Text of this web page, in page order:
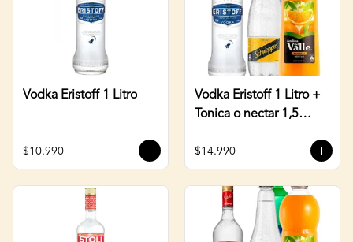
Vodka Eristoff 1 Litro
$10.990
Vodka Eristoff 1 Litro +
Tonica o nectar 1,5
$14.990